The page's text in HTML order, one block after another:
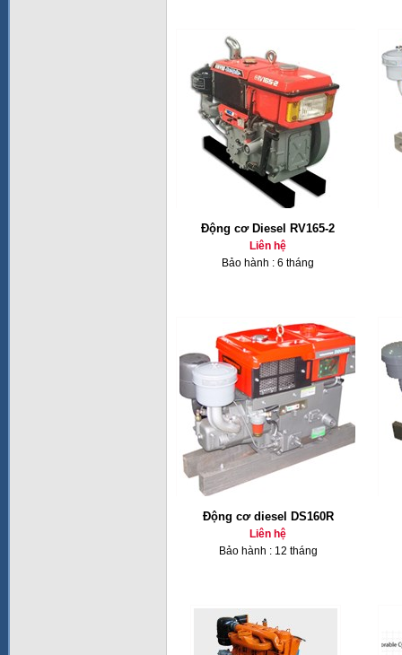
Động cơ Diesel RV165-2
Liên hệ
Bảo hành : 6 tháng
Động cơ diesel DS160R
Liên hệ
Bảo hành : 12 tháng